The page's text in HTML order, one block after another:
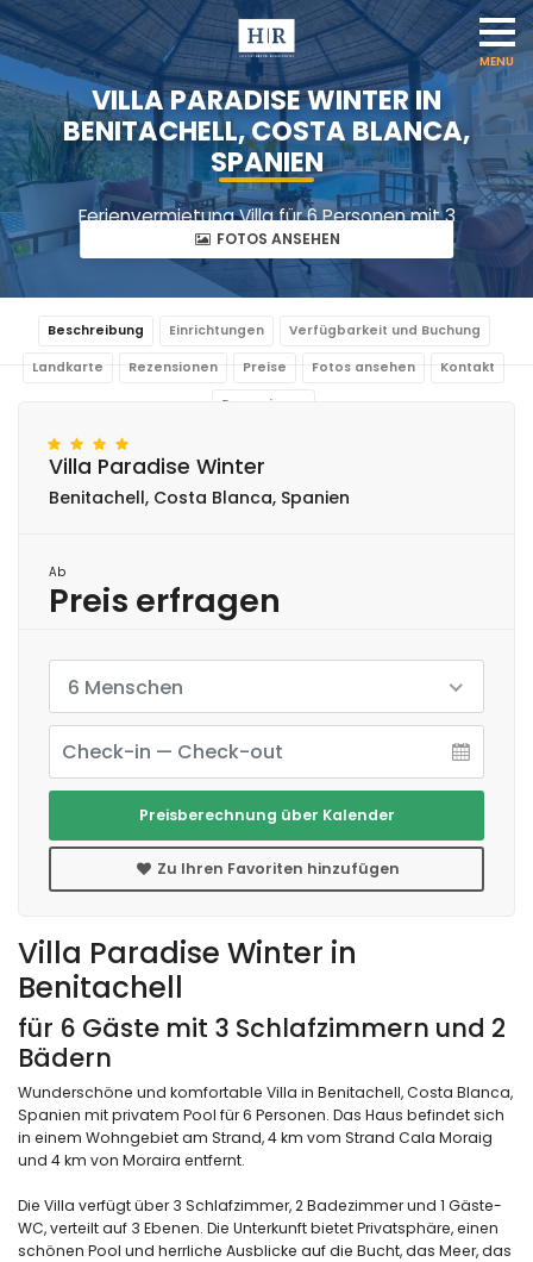
VILLA PARADISE WINTER IN
BENITACHELL, COSTA BLANCA,
SPANIEN
Ferienvermietung Villa für 6 Personen mit 3
Schlafzimmern und 2 Bädern
FOTOS ANSEHEN
Beschreibung Einrichtungen Verfügbarkeit und Buchung
Landkarte Rezensionen Preise Fotos ansehen Kontakt
Reservieren
Villa Paradise Winter in
Benitachell
für 6 Gäste mit 3 Schlafzimmern und 2
Bädern
Wunderschöne und komfortable Villa in Benitachell, Costa Blanca,
Spanien mit privatem Pool für 6 Personen. Das Haus befindet sich
in einem Wohngebiet am Strand, 4 km vom Strand Cala Moraig
und 4 km von Moraira entfernt.
Die Villa verfügt über 3 Schlafzimmer, 2 Badezimmer und 1 Gäste-
WC, verteilt auf 3 Ebenen. Die Unterkunft bietet Privatsphäre, einen
schönen Pool und herrliche Ausblicke auf die Bucht, das Meer, das
Villa Paradise Winter
Benitachell, Costa Blanca, Spanien
Ab
Preis erfragen
6 Menschen
Preisberechnung über Kalender
Zu Ihren Favoriten hinzufügen